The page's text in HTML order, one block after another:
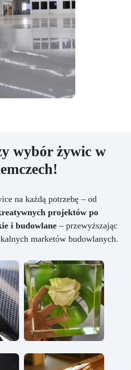
wybór żywic w
na każdą potrzebę – od
projektów po
i budowlane– przewyższając
marketów budowlanych.